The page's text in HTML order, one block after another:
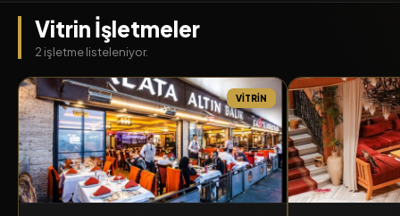
Vitrin İşletmeler
2 işletme listeleniyor.
VITRIN